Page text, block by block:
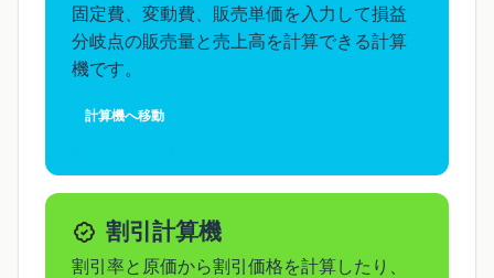
固定費、変動費、販売単価を入力して損益
分岐点の販売量と売上高を計算できる計算
機です。
計算機へ移動
割引計算機
割引率と原価から割引価格を計算したり、